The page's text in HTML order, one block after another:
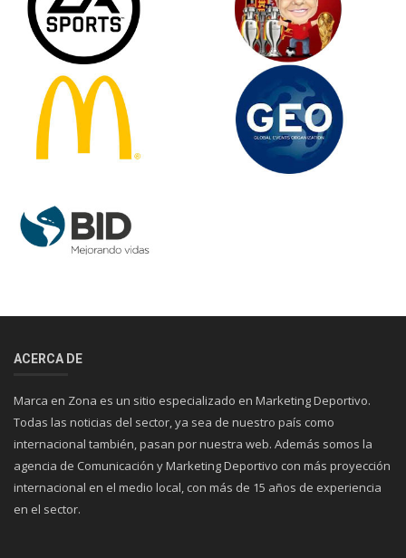
ACERCA DE
Marca en Zona es un sitio especializado en Marketing Deportivo.
Todas las noticias del sector, ya sea de nuestro país como
internacional también, pasan por nuestra web. Además somos la
agencia de Comunicación y Marketing Deportivo con más proyección
internacional en el medio local, con más de 15 años de experiencia
en el sector.